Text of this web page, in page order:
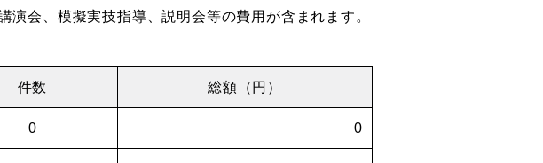
会、模擬実技指導、説明会等の費用が含まれます。
件数 総額（円）
0 0